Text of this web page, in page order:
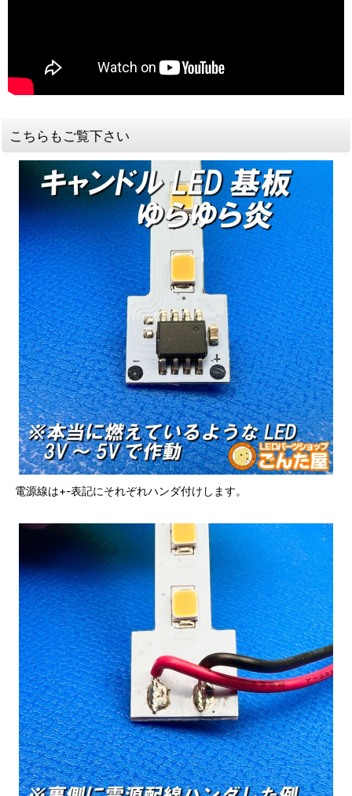
こちらもご覧下さい
電源線は+-表記にそれぞれハンダ付けします。